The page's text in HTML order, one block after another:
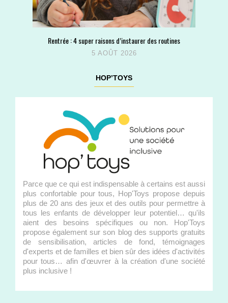
Rentrée : 4 super raisons d’instaurer des routines
5 AOÛT 2026
HOP’TOYS
Parce que ce qui est indispensable à certains est aussi
plus confortable pour tous, Hop'Toys propose depuis
plus de 20 ans des jeux et des outils pour permettre à
tous les enfants de développer leur potentiel… qu'ils
aient des besoins spécifiques ou non. Hop'Toys
propose également sur son blog des supports gratuits
de sensibilisation, articles de fond, témoignages
d'experts et de familles et bien sûr des idées d'activités
pour tous… afin d'œuvrer à la création d'une société
plus inclusive !